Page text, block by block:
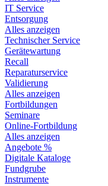
IT Service
Entsorgung
Alles anzeigen
Technischer Service
Gerätewartung
Recall
Reparaturservice
Validierung
Alles anzeigen
Fortbildungen
Seminare
Online-Fortbildung
Alles anzeigen
Angebote %
Digitale Kataloge
Fundgrube
Instrumente